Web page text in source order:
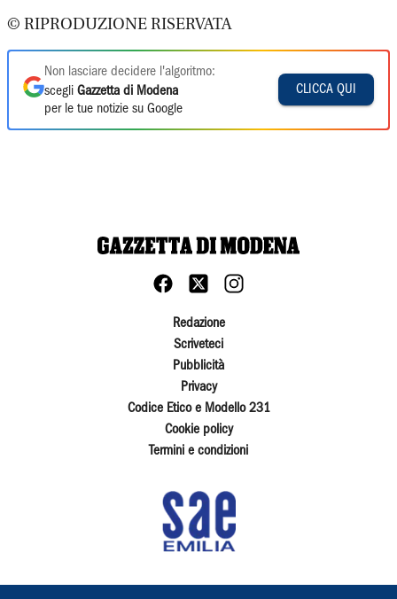
© RIPRODUZIONE RISERVATA
Non lasciare decidere l'algoritmo:
scegli Gazzetta di Modena
per le tue notizie su Google
CLICCA QUI
Redazione
Scriveteci
Pubblicità
Privacy
Codice Etico e Modello 231
Cookie policy
Termini e condizioni